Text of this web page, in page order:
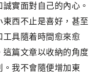
實面對自己的內心。
西不止是喜好，甚至
具隨着時間愈來愈
篇文章以收納的角度
我不會隨便增加東